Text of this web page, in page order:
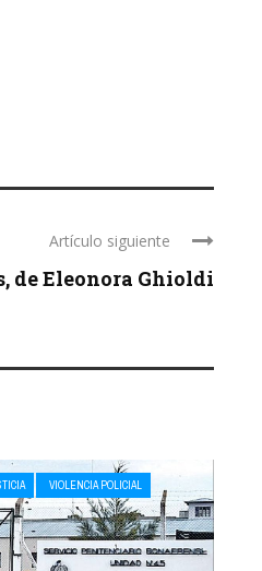
Artículo siguiente
de Eleonora Ghioldi
VIOLENCIA POLICIAL